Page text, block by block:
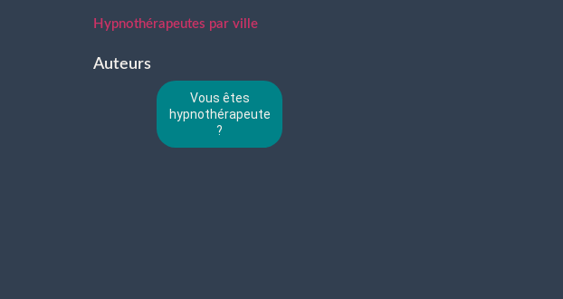
Hypnothérapeutes par ville
Auteurs
Vous êtes
hypnothérapeute
?